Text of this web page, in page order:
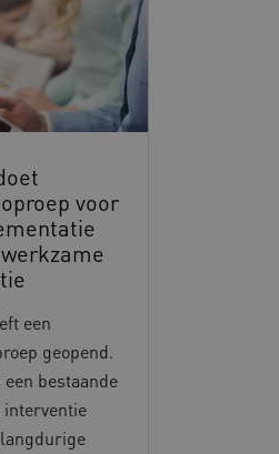
voor
een
geopend.
bestaande